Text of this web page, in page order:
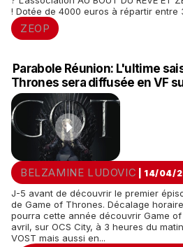
! Dotée de 4000 euros à répartir entre
ZEOP
Parabole Réunion: L'ultime
Thrones sera diffusée en VF
BELZAMINE LUDOVIC | 14/04/
J-5 avant de découvrir le premier
de Game of Thrones. Décalage
pourra cette année découvrir Game
avril, sur OCS City, à 3 heures du
VOST mais aussi en...